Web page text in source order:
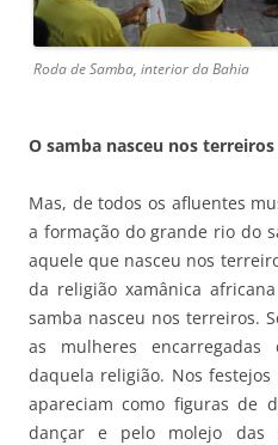
Roda de Samba, interior da Bahia
O samba nasceu nos terreiros
Mas, de todos os afluentes
a formação do grande rio do
aquele que nasceu nos
da religião xamânica
samba nasceu nos terreiros.
as mulheres encarregadas
daquela religião. Nos
apareciam como figuras de
dançar e pelo molejo das